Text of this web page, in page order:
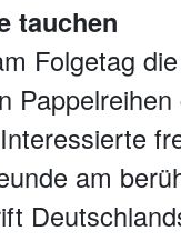
tauchen
Folgetag
am